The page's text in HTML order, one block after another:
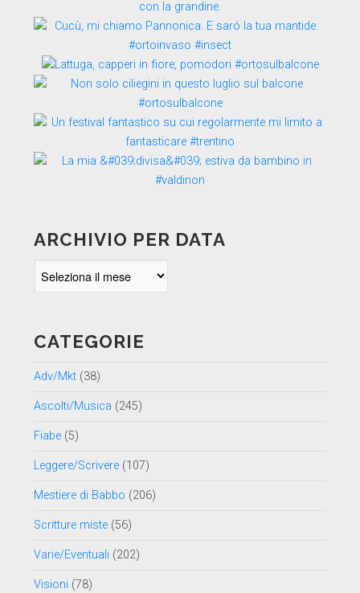
ARCHIVIO PER DATA
CATEGORIE
Adv/Mkt(38)
Ascolti/Musica (245)
Fiabe(5)
Leggere/Scrivere(107)
Mestiere di Babbo (206)
Scritture miste(56)
Varie/Eventuali (202)
Visioni (78)